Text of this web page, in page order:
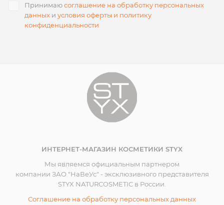
Принимаюсоглашение на обработку персональных
данных и условия оферты и политику
конфиденциальности
ИНТЕРНЕТ-МАГАЗИН КОСМЕТИКИ STYX
Мы являемся официальным партнером
компании ЗАО "НаВеУс" - эксклюзивного представителя
STYX NATURCOSMETIC в России.
Соглашение на обработку персональных данных